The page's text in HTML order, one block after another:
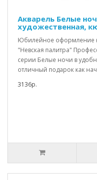
Акварель Белые
художественная,
Юбилейное оформление
"Невская палитра"
серии Белые ночи в
отличный подарок как
3136р.